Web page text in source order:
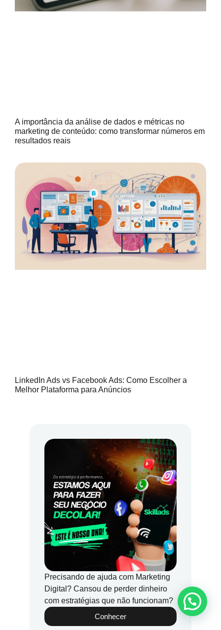
A importância da análise de dados e métricas no
marketing de conteúdo: como transformar números em
resultados reais
LinkedIn Ads vs Facebook Ads: Como Escolher a
Melhor Plataforma para Anúncios
Precisando de ajuda com Marketing
Digital? Cansou de perder dinheiro
com estratégias que não funcionam?
Conhecer